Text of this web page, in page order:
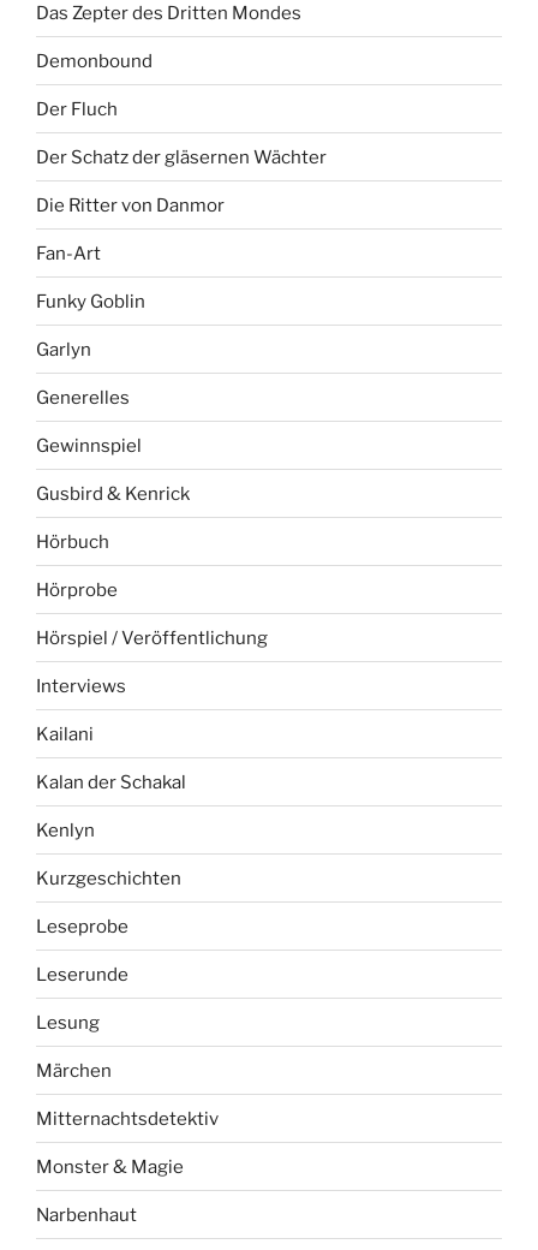
Das Zepter des Dritten Mondes
Demonbound
Der Fluch
Der Schatz der gläsernen Wächter
Die Ritter von Danmor
Fan-Art
Funky Goblin
Garlyn
Generelles
Gewinnspiel
Gusbird & Kenrick
Hörbuch
Hörprobe
Hörspiel / Veröffentlichung
Interviews
Kailani
Kalan der Schakal
Kenlyn
Kurzgeschichten
Leseprobe
Leserunde
Lesung
Märchen
Mitternachtsdetektiv
Monster & Magie
Narbenhaut